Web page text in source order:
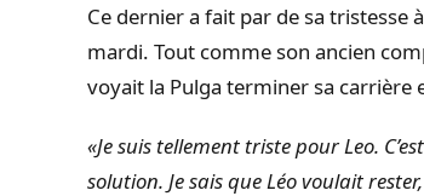
Ce dernier a fait par de sa tristesse
mardi. Tout comme son ancien
voyait la Pulga terminer sa carrière
«Je suis tellement triste pour Leo.
solution. Je sais que Léo voulait